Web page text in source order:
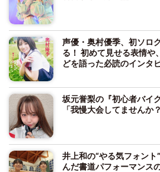
声優・奥村優季、初ソロ
る！ 初めて見せる表情や
どを語った必読のインタ
坂元誉梨の『初心者バイ
「我慢大会してませんか？
井上和の“やる気フォン
んだ書道パフォーマンス